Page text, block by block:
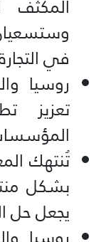
المكثف
في
روسيا
تعزيز
تُنتهك
بشكل
يجعل حل